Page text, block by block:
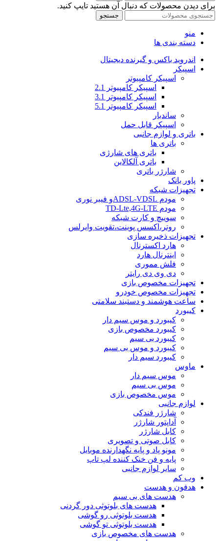
برای دیدن محصولات که دنبال آن هستید تایپ کنید.
جستجو
منو
دسته بندی ها
اندروید باکس و گیرنده دیجیتال
اسپیکر
اسپیکر کامپیوتر
اسپیکر کامپیوتر 2.1
اسپیکر کامپیوتر 3.1
اسپیکر کامپیوتر 5.1
ساندبار
اسپیکر قابل حمل
باتری و لوازم جانبی
باتری ها
باتری های شارژی
باتری آلکالاین
شارژر باتری
پاور بانک
تجهیزات شبکه
مودم ADSL-VDSLو فیبر نوری
مودم TD-Lte,4G-LTE
سوییچ و کارت شبکه
روتر،اکسس پوینت،تقویت وایرلس
تجهیزات ذخیره سازی
هارد اکسترنال
اینترنال هارد
فلش مموری
دی وی دی رایتر
تجهیزات مخصوص بازی
تجهیزات مخصوص خودرو
ساعت هوشمند و دستبند سلامتی
کیبورد
کیبورد و موس سیم دار
کیبورد مخصوص بازی
کیبورد بی سیم
کیبورد و موس بی سیم
کیبورد سیم دار
ماوس
موس سیم دار
موس بی سیم
موس مخصوص بازی
لوازم جانبی
شارژر فندکی
آداپتور شارژر
کابل شارژر
کابل صوتی و تصویری
مونو پاد و پایه نگهدارنده موبایل
پایه و فن خنک کننده لپ تاپ
سایر لوازم جانبی
وب کم
هدفون و هدست
هدست های بی سیم
هدست های بلوتوثی دور گردنی
هدست بلوتوثی رو گوشی
هدست بلوتوثی تو گوشی
هدست های مخصوص بازی